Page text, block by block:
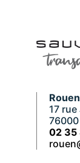
Rouen
17 rue
76000
02 35